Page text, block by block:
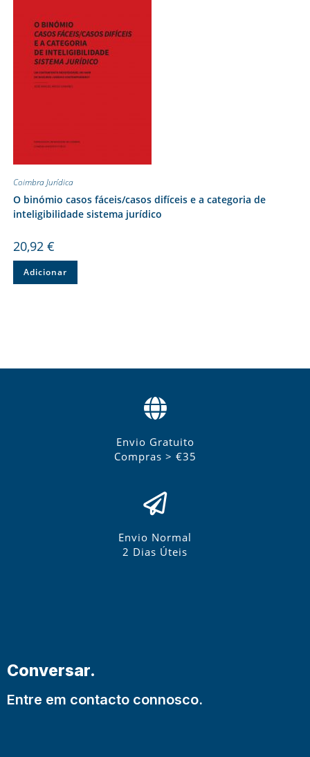
Coimbra Jurídica
O binómio casos fáceis/casos difíceis e a categoria de
inteligibilidade sistema jurídico
20,92 €
Adicionar
Envio Gratuito
Compras > €35
Envio Normal
2 Dias Úteis
Conversar.
Entre em contacto connosco.